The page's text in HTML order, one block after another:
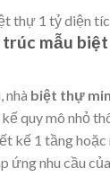
thự 1 tỷ diện
mẫu
nhà biệt thự
quy mô nhỏ
kế 1 tầng hoặc
ứng nhu cầu